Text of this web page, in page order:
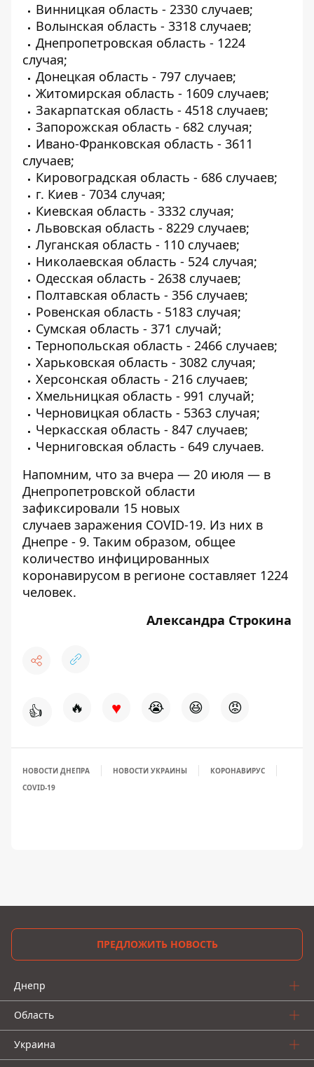
Винницкая область - 2330 случаев;
Волынская область - 3318 случаев;
Днепропетровская область - 1224
случая;
Донецкая область - 797 случаев;
Житомирская область - 1609 случаев;
Закарпатская область - 4518 случаев;
Запорожская область - 682 случая;
Ивано-Франковская область - 3611
случаев;
Кировоградская область - 686 случаев;
г. Киев - 7034 случая;
Киевская область - 3332 случая;
Львовская область - 8229 случаев;
Луганская область - 110 случаев;
Николаевская область - 524 случая;
Одесская область - 2638 случаев;
Полтавская область - 356 случаев;
Ровенская область - 5183 случая;
Сумская область - 371 случай;
Тернопольская область - 2466 случаев;
Харьковская область - 3082 случая;
Херсонская область - 216 случаев;
Хмельницкая область - 991 случай;
Черновицкая область - 5363 случая;
Черкасская область - 847 случаев;
Черниговская область - 649 случаев.
Напомним, что за вчера — 20 июля — в
Днепропетровской области
зафиксировали 15 новых
случаев заражения COVID-19. Из них в
Днепре - 9. Таким образом, общее
количество инфицированных
коронавирусом в регионе составляет 1224
человек.
Александра Строкина
👍 🔥 ♥ 😭 😆 😡
НОВОСТИ ДНЕПРА НОВОСТИ УКРАИНЫ
КОРОНАВИРУС
COVID-19
ПРЕДЛОЖИТЬ НОВОСТЬ
Днепр
Область
Украина